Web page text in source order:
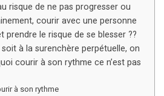
risque de ne pas progresser ou
courir avec une personne
prendre le risque de se blesser ??
à la surenchère perpétuelle, on
courir à son rythme ce n’est pas
à son rythme